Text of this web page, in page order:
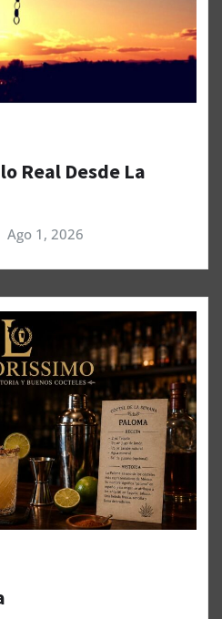
Real Desde La
Ago 1, 2026